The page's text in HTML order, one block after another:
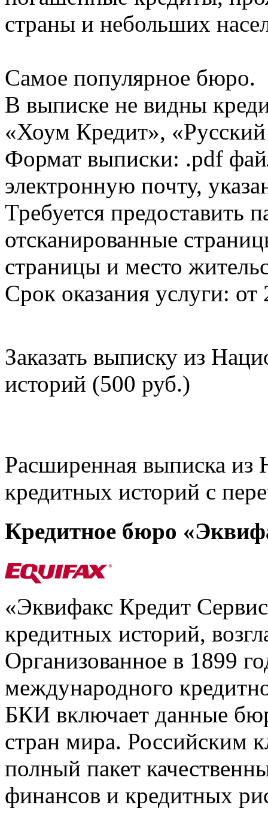
страны и небольших
Самое популярное бюро.
В выписке не видны
«Хоум Кредит»,
Формат выписки: .pdf
электронную почту,
Требуется предоставить
отсканированные
страницы и место
Срок оказания услуги: от
Заказать выписку из
историй (500 руб.)
Расширенная выписка из
кредитных историй с
Кредитное бюро
«Эквифакс Кредит
кредитных историй,
Организованное в 1899
международного
БКИ включает данные
стран мира. Российским
полный пакет
финансов и кредитных